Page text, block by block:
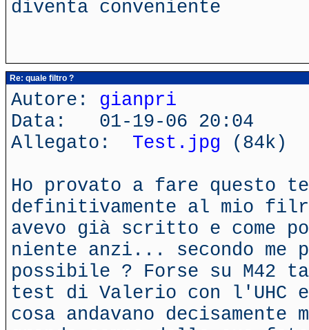
diventa conveniente
Re: quale filtro ?
Autore: gianpri
Data: 01-19-06 20:04
Allegato: Test.jpg (84k)
Ho provato a fare questo
definitivamente al mio filro
avevo già scritto e come
niente anzi... secondo me
possibile ? Forse su
test di Valerio con l'UHC
cosa andavano